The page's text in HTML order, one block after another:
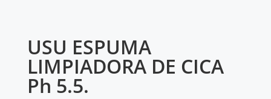
USU ESPUMA
LIMPIADORA DE CICA
Ph 5.5.